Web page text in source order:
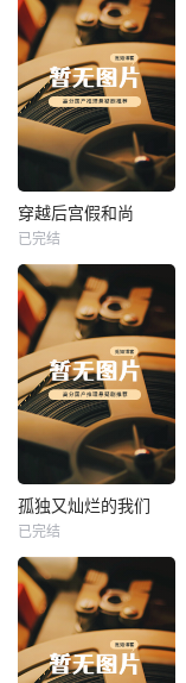
热播
未知
穿越后宫假和尚
已完结
热播
未知
孤独又灿烂的我们
已完结